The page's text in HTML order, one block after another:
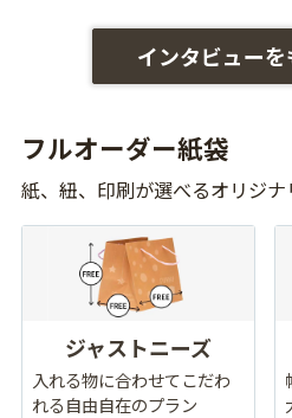
インタビュー
フルオーダー紙袋
紙、紐、印刷が選べるオリジ
ジャストニーズ
入れる物に合わせてこだわ
れる自由自在のプラン